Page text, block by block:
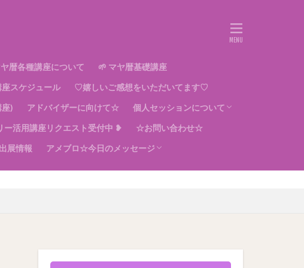
暦各種講座について
🌱 マヤ暦基礎講座
スケジュール
♡嬉しいご感想をいただいてます♡
)
アドバイザーに向けて☆ 個人セッションについて
☆個人セッション＊対面・オンライン☆
ー活用講座リクエスト受付中 ❥
☆お問い合わせ☆
展情報 アメブロ☆今日のメッセージ
プライバシーポリシー